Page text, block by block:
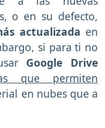
o en su defecto,
actualizada en
si para ti no
Google Drive
que permiten
en nubes que a